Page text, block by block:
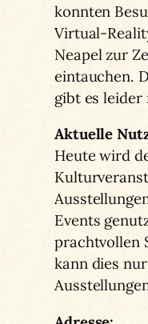
konnten
Virtual-
Neapel zur
eintauchen.
gibt es leider
Aktuelle
Heute wird
Events
prachtvollen
kann dies